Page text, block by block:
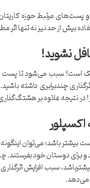
بیش از حد نیز نه تنها
نشوید!
سبب می‌شود تا پست شما
چندبرابری داشته
در نتیجه علاوه بر
اکسپلور
بیشتر باشد؛ می‌توان
برای دوستان خود
سبب افزایش اثرگذاری
می‌دهد.